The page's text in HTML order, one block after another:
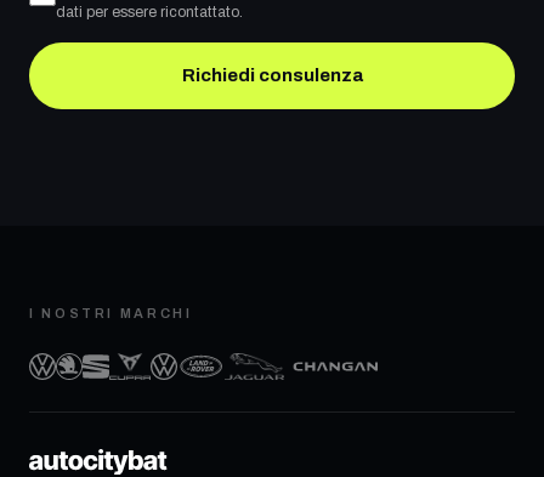
Richiedi consulenza
dati per essere ricontattato.
I NOSTRI MARCHI